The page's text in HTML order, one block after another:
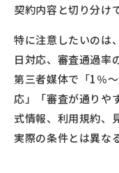
契約内容と切り分け
特に注意したいのは
日対応、審査通過率
第三者媒体で「1％
応」「審査が通りや
式情報、利用規約、
実際の条件とは異な